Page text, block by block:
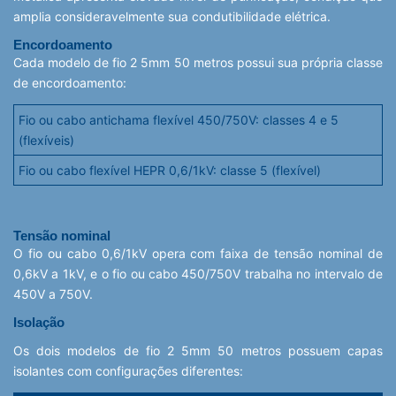
amplia consideravelmente sua condutibilidade elétrica.
Encordoamento
Cada modelo de fio 2 5mm 50 metros possui sua própria classe
de encordoamento:
Fio ou cabo antichama flexível 450/750V: classes 4 e 5
(flexíveis)
Fio ou cabo flexível HEPR 0,6/1kV: classe 5 (flexível)
Tensão nominal
O fio ou cabo 0,6/1kV opera com faixa de tensão nominal de
0,6kV a 1kV, e o fio ou cabo 450/750V trabalha no intervalo de
450V a 750V.
Isolação
Os dois modelos de fio 2 5mm 50 metros possuem capas
isolantes com configurações diferentes: